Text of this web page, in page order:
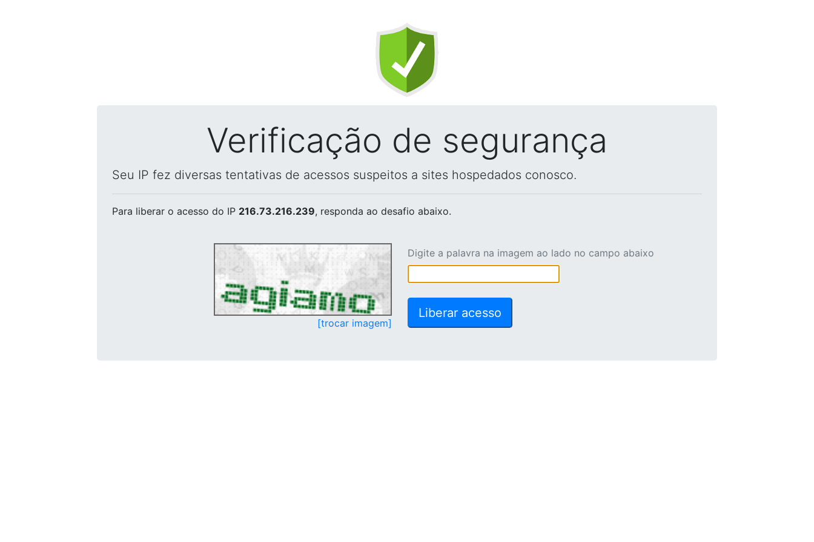
Verificação de segurança
Seu IP fez diversas tentativas de acessos suspeitos a sites hospedados conosco.
Para liberar o acesso do IP 216.73.216.239, responda ao desafio abaixo.
[trocar imagem]
Digite a palavra na imagem ao lado no campo abaixo